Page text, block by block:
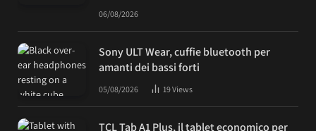
06/08/2026
Sony ULT Wear, cuffie bluetooth per
amanti dei bassi forti
05/08/2026 19Views
TCL Tab A1 Plus, il tablet economico per